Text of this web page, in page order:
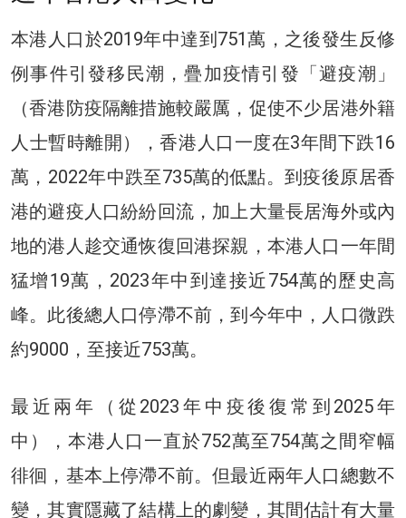
本港人口於2019年中達到751萬，之後發生反修
例事件引發移民潮，疊加疫情引發「避疫潮」
（香港防疫隔離措施較嚴厲，促使不少居港外籍
人士暫時離開），香港人口一度在3年間下跌16
萬，2022年中跌至735萬的低點。到疫後原居香
港的避疫人口紛紛回流，加上大量長居海外或內
地的港人趁交通恢復回港探親，本港人口一年間
猛增19萬，2023年中到達接近754萬的歷史高
峰。此後總人口停滯不前，到今年中，人口微跌
約9000，至接近753萬。
最近兩年（從2023年中疫後復常到2025年
中），本港人口一直於752萬至754萬之間窄幅
徘徊，基本上停滯不前。但最近兩年人口總數不
變，其實隱藏了結構上的劇變，其間估計有大量